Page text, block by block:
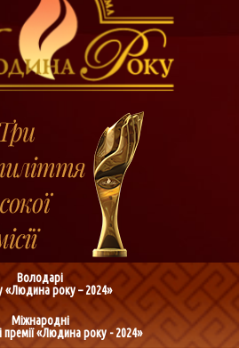
Володарі
«Людина року – 2024»
Міжнародні
премії «Людина року - 2024»